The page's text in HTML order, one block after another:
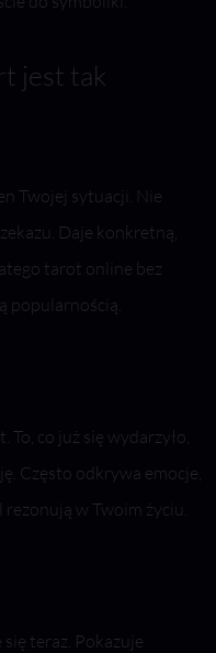
jest tak
Twojej sytuacji. Nie
Daje konkretną,
tarot online bez
popularnością.
co już się wydarzyło,
Często odkrywa emocje,
w Twoim życiu.
teraz. Pokazuje